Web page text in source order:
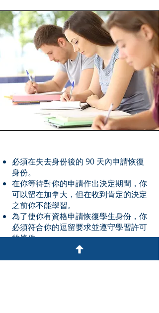
必須在失去身份後的 90 天內申請恢復
身份。
在你等待對你的申請作出決定期間，你
可以留在加拿大，但在收到肯定的決定
之前你不能學習。
為了使你有資格申請恢復學生身份，你
必須符合你的逗留要求並遵守學習許可
的條件。
不保證你恢復身份的申請會被接受。
你需要詳細總結導致你失去身份的所有